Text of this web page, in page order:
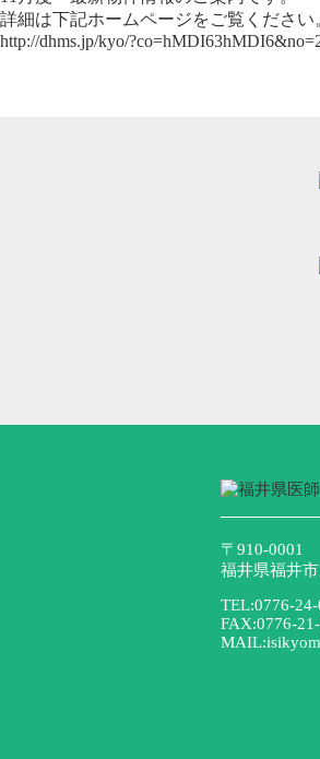
詳細は下記ホームページをご覧ください
http://dhms.jp/kyo/
〒910-0001
福井県福井
TEL:0776-24-
FAX:0776-